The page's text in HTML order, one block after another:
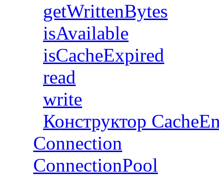
getWrittenBytes
isAvailable
isCacheExpired
read
write
Конструктор
Connection
ConnectionPool